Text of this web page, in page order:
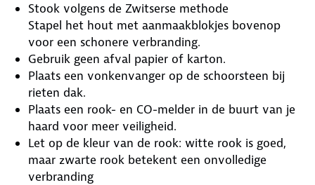
Stook volgens de Zwitserse methode
Stapel het hout met aanmaakblokjes bovenop
voor een schonere verbranding.
Gebruik geen afval papier of karton.
Plaats een vonkenvanger op de schoorsteen bij
rieten dak.
Plaats een rook- en CO-melder in de buurt van je
haard voor meer veiligheid.
Let op de kleur van de rook: witte rook is goed,
maar zwarte rook betekent een onvolledige
verbranding